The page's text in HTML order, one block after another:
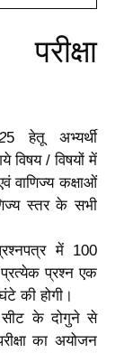
5 हेतू अभ्यर्थी
विषय / विषयों में
वाणिज्य कक्षाओं
स्तर के सभी
में 100
प्रत्येक प्रश्न एक
की होगी।
सीट के दोगुने से
का अयोजन